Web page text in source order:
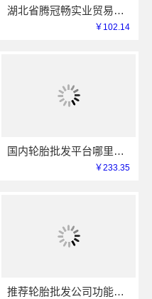
湖北省腾冠畅实业贸易有限公司专业轮胎批发方案
￥102.14
国内轮胎批发平台哪里买？认准湖北腾冠畅
￥233.35
推荐轮胎批发公司功能：湖北省腾冠畅实业有限公司全链路服务